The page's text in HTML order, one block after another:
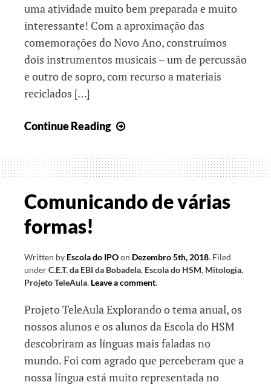
uma atividade muito bem preparada e muito
interessante! Com a aproximação das
comemorações do Novo Ano, construímos
dois instrumentos musicais – um de percussão
e outro de sopro, com recurso a materiais
reciclados […]
Continue Reading
cheio”!
Comunicando de várias
formas!
Written by Escola do IPOon Dezembro 5th, 2018. Filed
underC.E.T. da EBI da Bobadela, Escola do HSM, Mitologia,
Projeto TeleAula. Leave a comment.
Projeto TeleAula Explorando o tema anual, os
nossos alunos e os alunos da Escola do HSM
descobriram as línguas mais faladas no
mundo. Foi com agrado que perceberam que a
nossa língua está muito representada no